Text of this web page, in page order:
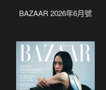
BAZAAR 2026年6月號